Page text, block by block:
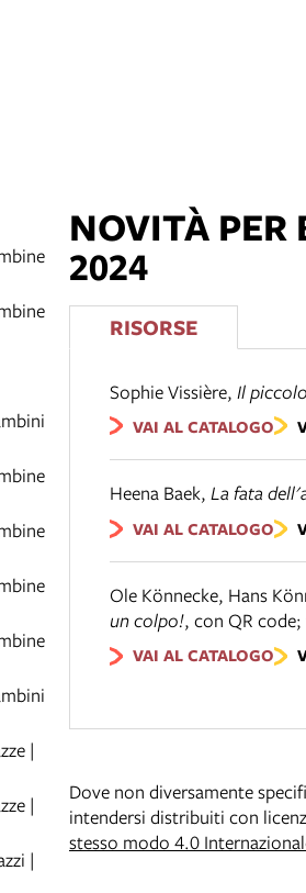
|
|
|
NOVITÀ
2024
RISORSE
Sophie Vissière, Il
VAI AL CATALOGO
Heena Baek, La fata
VAI AL CATALOGO
Ole Könnecke, Hans
un colpo!, con QR
VAI AL CATALOGO
Dove non diversamente
intendersi distribuiti con
stesso modo 4.0